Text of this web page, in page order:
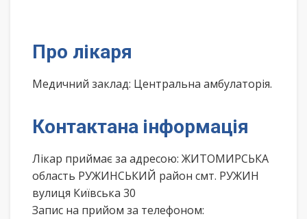
Про лікаря
Медичний заклад: Центральна амбулаторія.
Контактана інформація
Лікар приймає за адресою: ЖИТОМИРСЬКА
область РУЖИНСЬКИЙ район смт. РУЖИН
вулиця Київська 30
Запис на прийом за телефоном: